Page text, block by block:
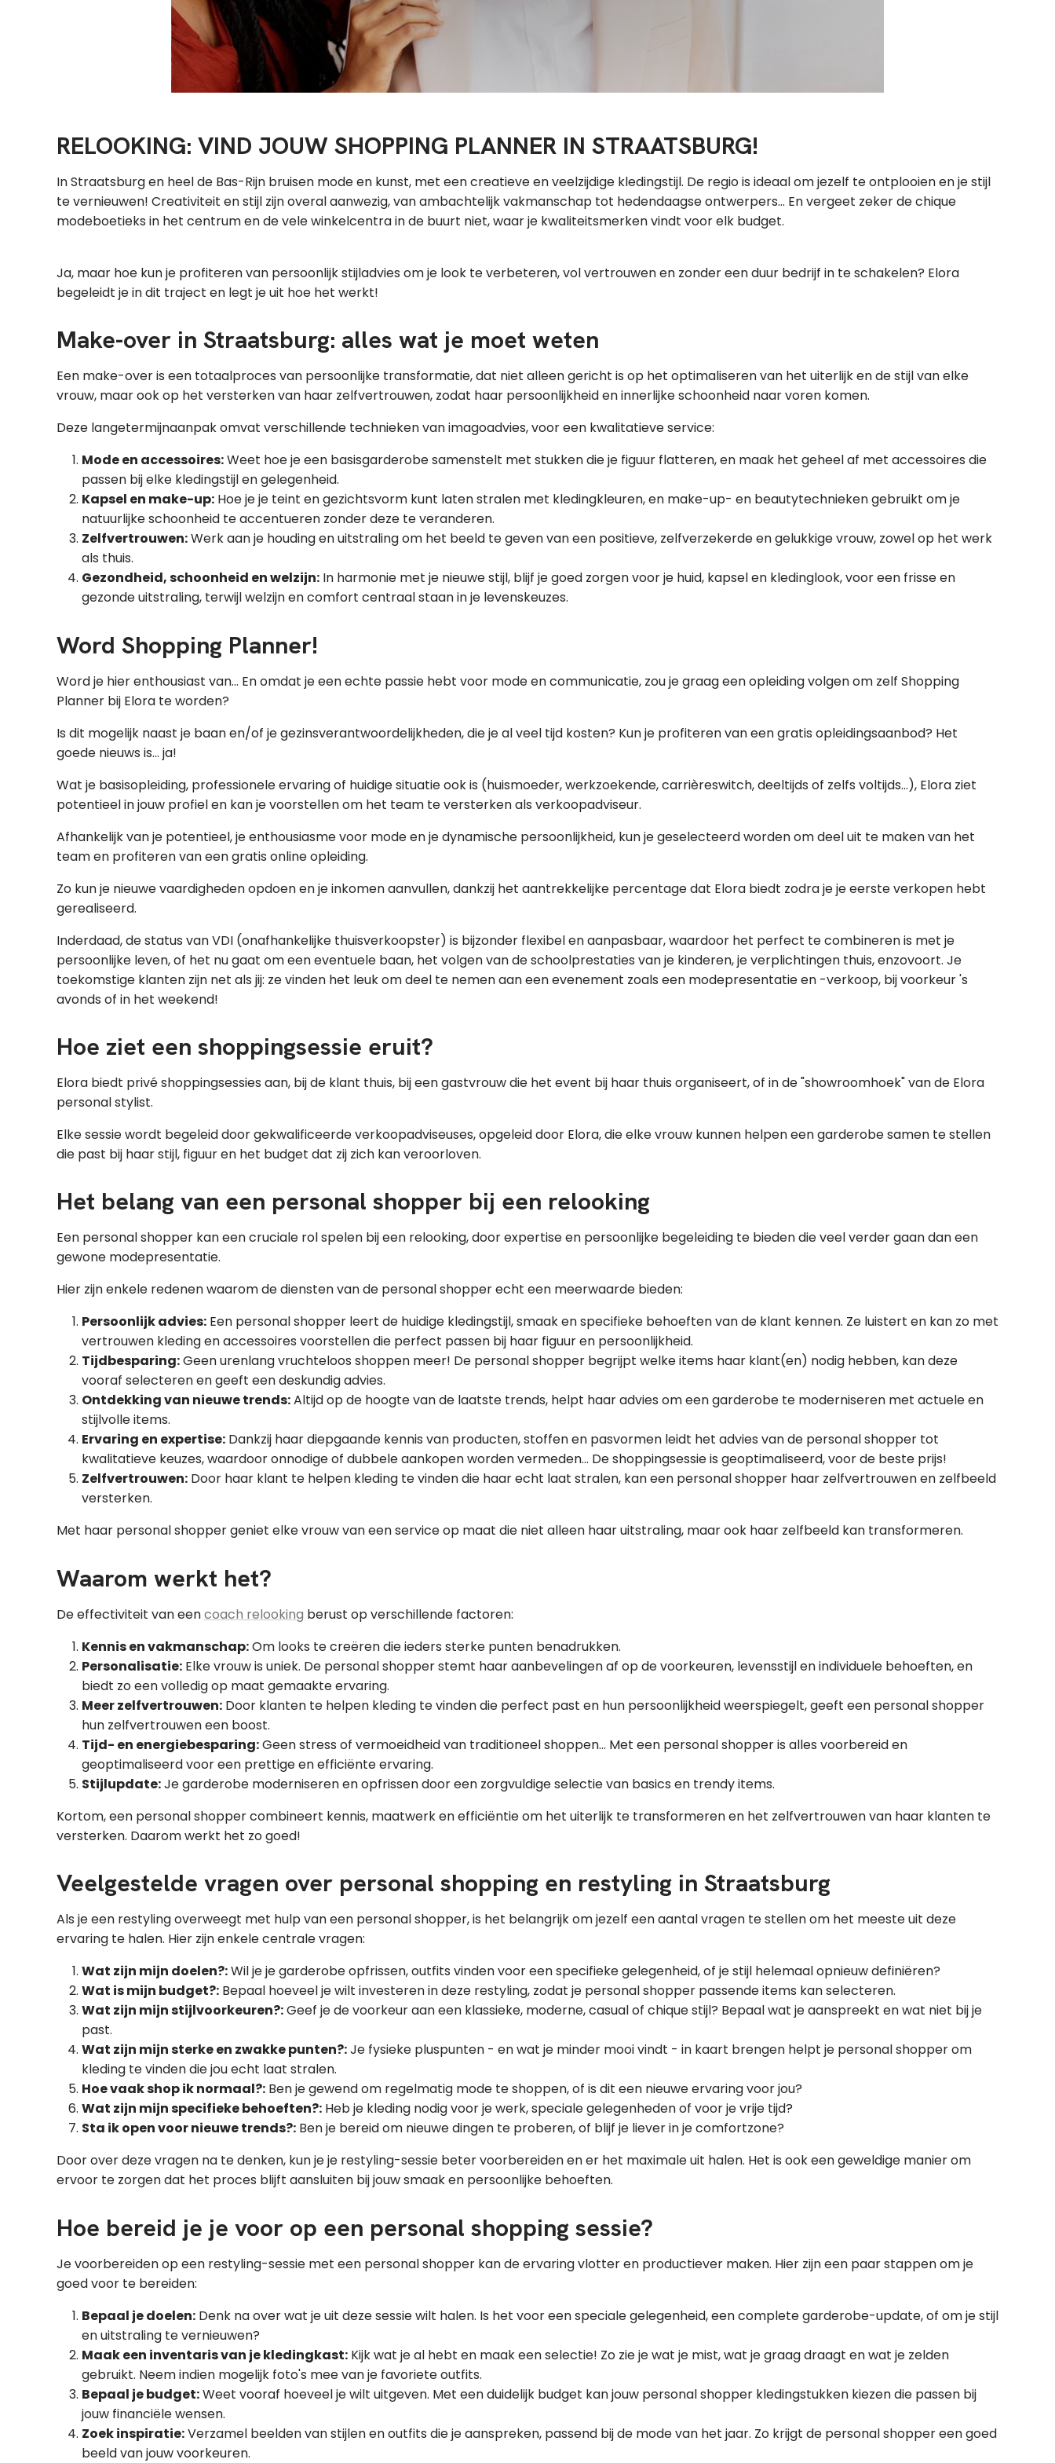
RELOOKING: VIND JOUW SHOPPING PLANNER IN STRAATSBURG!
In Straatsburg en heel de Bas-Rijn bruisen mode en kunst, met een creatieve en veelzijdige kledingstijl. De regio is ideaal om jezelf te ontplooien en je stijl
te vernieuwen! Creativiteit en stijl zijn overal aanwezig, van ambachtelijk vakmanschap tot hedendaagse ontwerpers... En vergeet zeker de chique
modeboetieks in het centrum en de vele winkelcentra in de buurt niet, waar je kwaliteitsmerken vindt voor elk budget.
Ja, maar hoe kun je profiteren van persoonlijk stijladvies om je look te verbeteren, vol vertrouwen en zonder een duur bedrijf in te schakelen? Elora
begeleidt je in dit traject en legt je uit hoe het werkt!
Make-over in Straatsburg: alles wat je moet weten
Een make-over is een totaalproces van persoonlijke transformatie, dat niet alleen gericht is op het optimaliseren van het uiterlijk en de stijl van elke
vrouw, maar ook op het versterken van haar zelfvertrouwen, zodat haar persoonlijkheid en innerlijke schoonheid naar voren komen.
Deze langetermijnaanpak omvat verschillende technieken van imagoadvies, voor een kwalitatieve service:
Mode en accessoires:Weet hoe je een basisgarderobe samenstelt met stukken die je figuur flatteren, en maak het geheel af met accessoires die
passen bij elke kledingstijl en gelegenheid.
Kapsel en make-up: Hoe je je teint en gezichtsvorm kunt laten stralen met kledingkleuren, en make-up- en beautytechnieken gebruikt om je
natuurlijke schoonheid te accentueren zonder deze te veranderen.
Zelfvertrouwen:Werk aan je houding en uitstraling om het beeld te geven van een positieve, zelfverzekerde en gelukkige vrouw, zowel op het werk
als thuis.
Gezondheid, schoonheid en welzijn: In harmonie met je nieuwe stijl, blijf je goed zorgen voor je huid, kapsel en kledinglook, voor een frisse en
gezonde uitstraling, terwijl welzijn en comfort centraal staan in je levenskeuzes.
Word Shopping Planner!
Word je hier enthousiast van... En omdat je een echte passie hebt voor mode en communicatie, zou je graag een opleiding volgen om zelf Shopping
Planner bij Elora te worden?
Is dit mogelijk naast je baan en/of je gezinsverantwoordelijkheden, die je al veel tijd kosten? Kun je profiteren van een gratis opleidingsaanbod? Het
goede nieuws is... ja!
Wat je basisopleiding, professionele ervaring of huidige situatie ook is (huismoeder, werkzoekende, carrièreswitch, deeltijds of zelfs voltijds...), Elora ziet
potentieel in jouw profiel en kan je voorstellen om het team te versterken als verkoopadviseur.
Afhankelijk van je potentieel, je enthousiasme voor mode en je dynamische persoonlijkheid, kun je geselecteerd worden om deel uit te maken van het
team en profiteren van een gratis online opleiding.
Zo kun je nieuwe vaardigheden opdoen en je inkomen aanvullen, dankzij het aantrekkelijke percentage dat Elora biedt zodra je je eerste verkopen hebt
gerealiseerd.
Inderdaad, de status van VDI (onafhankelijke thuisverkoopster) is bijzonder flexibel en aanpasbaar, waardoor het perfect te combineren is met je
persoonlijke leven, of het nu gaat om een eventuele baan, het volgen van de schoolprestaties van je kinderen, je verplichtingen thuis, enzovoort. Je
toekomstige klanten zijn net als jij: ze vinden het leuk om deel te nemen aan een evenement zoals een modepresentatie en -verkoop, bij voorkeur 's
avonds of in het weekend!
Hoe ziet een shoppingsessie eruit?
Elora biedt privé shoppingsessies aan, bij de klant thuis, bij een gastvrouw die het event bij haar thuis organiseert, of in de "showroomhoek" van de Elora
personal stylist.
Elke sessie wordt begeleid door gekwalificeerde verkoopadviseuses, opgeleid door Elora, die elke vrouw kunnen helpen een garderobe samen te stellen
die past bij haar stijl, figuur en het budget dat zij zich kan veroorloven.
Het belang van een personal shopper bij een relooking
Een personal shopper kan een cruciale rol spelen bij een relooking, door expertise en persoonlijke begeleiding te bieden die veel verder gaan dan een
gewone modepresentatie.
Hier zijn enkele redenen waarom de diensten van de personal shopper echt een meerwaarde bieden:
Persoonlijk advies: Een personal shopper leert de huidige kledingstijl, smaak en specifieke behoeften van de klant kennen. Ze luistert en kan zo met
vertrouwen kleding en accessoires voorstellen die perfect passen bij haar figuur en persoonlijkheid.
Tijdbesparing:Geen urenlang vruchteloos shoppen meer! De personal shopper begrijpt welke items haar klant(en) nodig hebben, kan deze
vooraf selecteren en geeft een deskundig advies.
Ontdekking van nieuwe trends:Altijd op de hoogte van de laatste trends, helpt haar advies om een garderobe te moderniseren met actuele en
stijlvolle items.
Ervaring en expertise: Dankzij haar diepgaande kennis van producten, stoffen en pasvormen leidt het advies van de personal shopper tot
kwalitatieve keuzes, waardoor onnodige of dubbele aankopen worden vermeden... De shoppingsessie is geoptimaliseerd, voor de beste prijs!
Zelfvertrouwen: Door haar klant te helpen kleding te vinden die haar echt laat stralen, kan een personal shopper haar zelfvertrouwen en zelfbeeld
versterken.
Met haar personal shopper geniet elke vrouw van een service op maat die niet alleen haar uitstraling, maar ook haar zelfbeeld kan transformeren.
Waarom werkt het?
De effectiviteit van eencoach relooking berust op verschillende factoren:
Kennis en vakmanschap:Om looks te creëren die ieders sterke punten benadrukken.
Personalisatie: Elke vrouw is uniek. De personal shopper stemt haar aanbevelingen af op de voorkeuren, levensstijl en individuele behoeften, en
biedt zo een volledig op maat gemaakte ervaring.
Meer zelfvertrouwen: Door klanten te helpen kleding te vinden die perfect past en hun persoonlijkheid weerspiegelt, geeft een personal shopper
hun zelfvertrouwen een boost.
Tijd- en energiebesparing:Geen stress of vermoeidheid van traditioneel shoppen... Met een personal shopper is alles voorbereid en
geoptimaliseerd voor een prettige en efficiënte ervaring.
Stijlupdate:Je garderobe moderniseren en opfrissen door een zorgvuldige selectie van basics en trendy items.
Kortom, een personal shopper combineert kennis, maatwerk en efficiëntie om het uiterlijk te transformeren en het zelfvertrouwen van haar klanten te
versterken. Daarom werkt het zo goed!
Veelgestelde vragen over personal shopping en restyling in Straatsburg
Als je een restyling overweegt met hulp van een personal shopper, is het belangrijk om jezelf een aantal vragen te stellen om het meeste uit deze
ervaring te halen. Hier zijn enkele centrale vragen:
Wat zijn mijn doelen?:Wil je je garderobe opfrissen, outfits vinden voor een specifieke gelegenheid, of je stijl helemaal opnieuw definiëren?
Wat is mijn budget?: Bepaal hoeveel je wilt investeren in deze restyling, zodat je personal shopper passende items kan selecteren.
Wat zijn mijn stijlvoorkeuren?:Geef je de voorkeur aan een klassieke, moderne, casual of chique stijl? Bepaal wat je aanspreekt en wat niet bij je
past.
Wat zijn mijn sterke en zwakke punten?:Je fysieke pluspunten - en wat je minder mooi vindt - in kaart brengen helpt je personal shopper om
kleding te vinden die jou echt laat stralen.
Hoe vaak shop ik normaal?: Ben je gewend om regelmatig mode te shoppen, of is dit een nieuwe ervaring voor jou?
Wat zijn mijn specifieke behoeften?: Heb je kleding nodig voor je werk, speciale gelegenheden of voor je vrije tijd?
Sta ik open voor nieuwe trends?: Ben je bereid om nieuwe dingen te proberen, of blijf je liever in je comfortzone?
Door over deze vragen na te denken, kun je je restyling-sessie beter voorbereiden en er het maximale uit halen. Het is ook een geweldige manier om
ervoor te zorgen dat het proces blijft aansluiten bij jouw smaak en persoonlijke behoeften.
Hoe bereid je je voor op een personal shopping sessie?
Je voorbereiden op een restyling-sessie met een personal shopper kan de ervaring vlotter en productiever maken. Hier zijn een paar stappen om je
goed voor te bereiden:
Bepaal je doelen: Denk na over wat je uit deze sessie wilt halen. Is het voor een speciale gelegenheid, een complete garderobe-update, of om je stijl
en uitstraling te vernieuwen?
Maak een inventaris van je kledingkast: Kijk wat je al hebt en maak een selectie! Zo zie je wat je mist, wat je graag draagt en wat je zelden
gebruikt. Neem indien mogelijk foto's mee van je favoriete outfits.
Bepaal je budget:Weet vooraf hoeveel je wilt uitgeven. Met een duidelijk budget kan jouw personal shopper kledingstukken kiezen die passen bij
jouw financiële wensen.
Zoek inspiratie:Verzamel beelden van stijlen en outfits die je aanspreken, passend bij de mode van het jaar. Zo krijgt de personal shopper een goed
beeld van jouw voorkeuren.